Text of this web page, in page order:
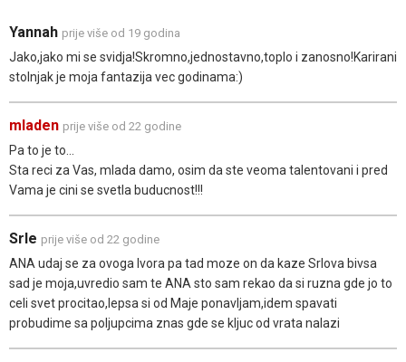
Yannah prije više od 19 godina
Jako,jako mi se svidja!Skromno,jednostavno,toplo i zanosno!Karirani
stolnjak je moja fantazija vec godinama:)
mladen prije više od 22 godine
Pa to je to...
Sta reci za Vas, mlada damo, osim da ste veoma talentovani i pred
Vama je cini se svetla buducnost!!!
Srle prije više od 22 godine
ANA udaj se za ovoga Ivora pa tad moze on da kaze Srlova bivsa
sad je moja,uvredio sam te ANA sto sam rekao da si ruzna gde jo to
celi svet procitao,lepsa si od Maje ponavljam,idem spavati
probudime sa poljupcima znas gde se kljuc od vrata nalazi